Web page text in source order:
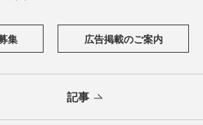
からAI活用、キャリアまで、ソフトウェア開発にかかわる
すべての人の学びと成長を支える最新情報と実践知をお届